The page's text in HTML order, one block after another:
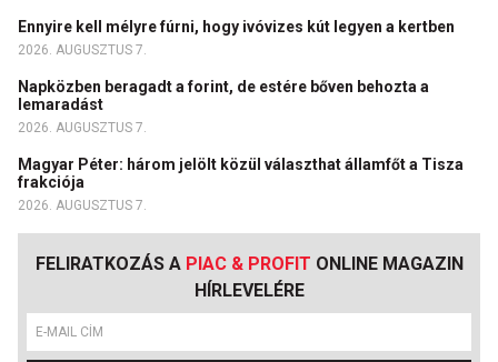
Ennyire kell mélyre fúrni, hogy ivóvizes kút legyen a kertben
2026. AUGUSZTUS 7.
Napközben beragadt a forint, de estére bőven behozta a
lemaradást
2026. AUGUSZTUS 7.
Magyar Péter: három jelölt közül választhat államfőt a Tisza
frakciója
2026. AUGUSZTUS 7.
FELIRATKOZÁS A PIAC & PROFIT ONLINE MAGAZIN
HÍRLEVELÉRE